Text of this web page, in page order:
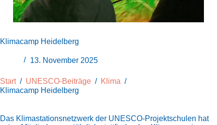
Klimacamp Heidelberg
13. November 2025
Start / UNESCO-Beiträge / Klima /
Klimacamp Heidelberg
Das Klimastationsnetzwerk der UNESCO-Projektschulen hat